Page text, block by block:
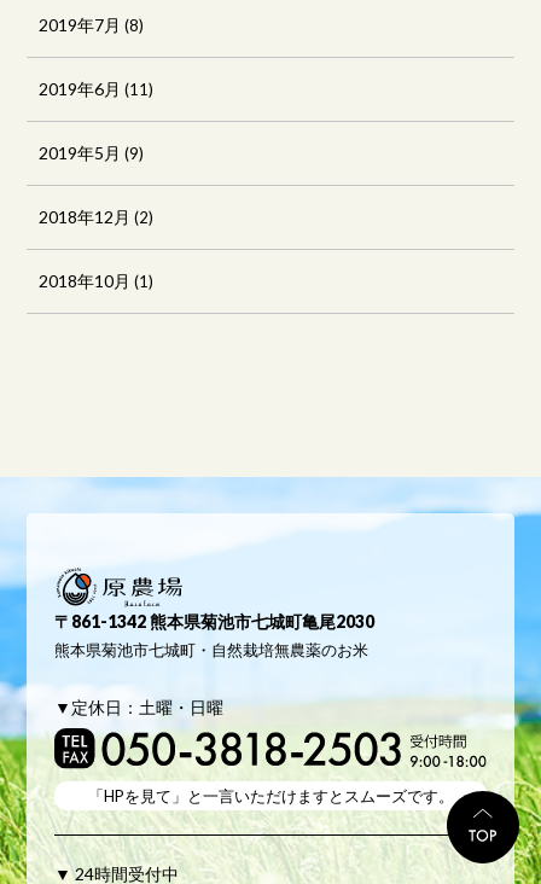
2019年7月 (8)
2019年6月 (11)
2019年5月 (9)
2018年12月 (2)
2018年10月 (1)
〒861-1342 熊本県菊池市七城町亀尾2030
熊本県菊池市七城町・自然栽培無農薬のお米
▼定休日：土曜・日曜
「HPを見て」と一言いただけますとスムーズです。
▼ 24時間受付中